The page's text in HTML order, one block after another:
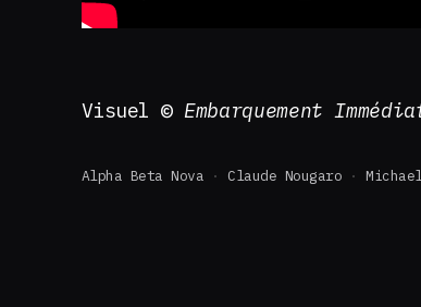
Visuel © Embarquement
Alpha Beta Nova Claude Nougaro